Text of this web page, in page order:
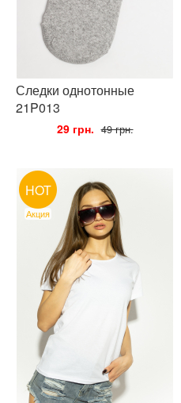
Следки однотонные
21P013
29 грн. 49 грн.
HOT
Акция